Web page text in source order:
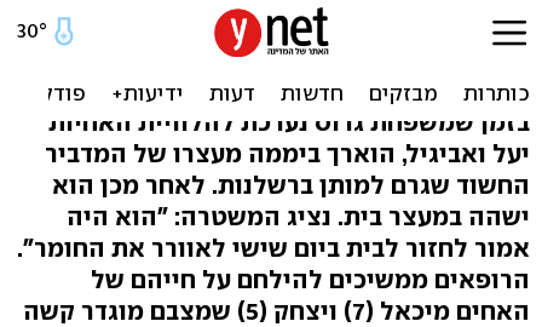
המדביר לאם: "אם תריחו ריח
תברחו מהבית"
בזמן שמשפחת גרוס נערכת להלוויית האחיות
יעל ואביגיל, הוארך ביממה מעצרו של המדביר
החשוד שגרם למותן ברשלנות. לאחר מכן הוא
ישהה במעצר בית. נציג המשטרה: "הוא היה
אמור לחזור לבית ביום שישי לאוורר את החומר".
הרופאים ממשיכים להילחם על חייהם של
האחים מיכאל (7) ויצחק (5) שמצבם מוגדר קשה